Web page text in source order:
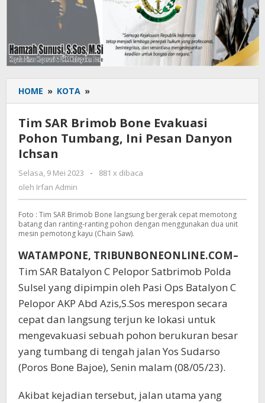
HOME » KOTA »
SAR
Brimob
Bone
Evakuasi
Ini
Danyon
Ichsan
Tim SAR Brimob Bone Evakuasi
Pohon Tumbang, Ini Pesan Danyon
Ichsan
Selasa, 9 Mei 2023
oleh
-
881 x dibaca
oleh Irfan Admin
Foto : Tim SAR Brimob Bone langsung bergerak cepat memotong
batang dan ranting-ranting pohon dengan menggunakan dua unit
mesin pemotong kayu (Chain Saw).
WATAMPONE, TRIBUNBONEONLINE.COM–
Tim SAR Batalyon C Pelopor Satbrimob Polda
Sulsel yang dipimpin oleh Pasi Ops Batalyon C
Pelopor AKP Abd Azis,S.Sos merespon secara
cepat dan langsung terjun ke lokasi untuk
mengevakuasi sebuah pohon berukuran besar
yang tumbang di tengah jalan Yos Sudarso
(Poros Bone Bajoe), Senin malam (08/05/23).
Akibat kejadian tersebut, jalan utama yang